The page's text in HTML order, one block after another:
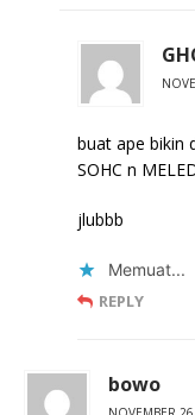
buat ape bikin
SOHC n
jlubbb
Memuat...
REPLY
bowo